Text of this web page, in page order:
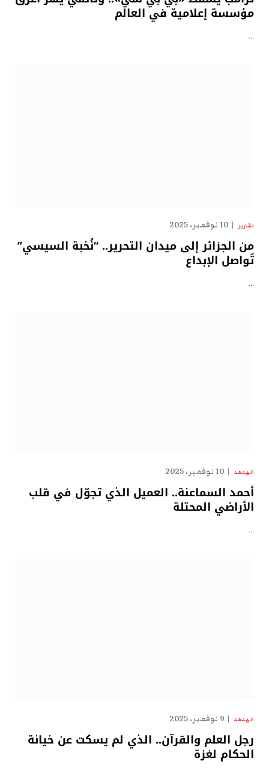
مؤسسة إعلامية في العالم
…
تقارير 10 نوفمبر، 2025
من الجزائر إلى ميدان التحرير.. “نُخبة السيسي”
تُواصل الإبداع
…
الهدهد 10 نوفمبر، 2025
أحمد السماعنة.. العميل الذي تجوّل في قلب
الأراضي المحتلة
…
الهدهد 9 نوفمبر، 2025
رجل العلم والقرآن.. الذي لم يسكت عن خيانة
الحكام لغزة